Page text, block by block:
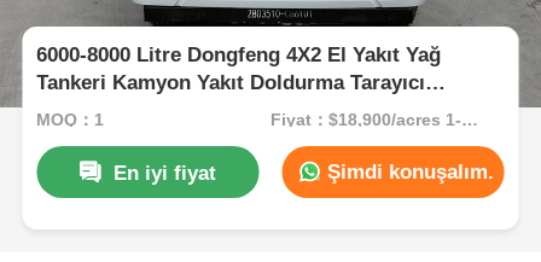
6000-8000 Litre Dongfeng 4X2 El Yakıt Yağ
Tankeri Kamyon Yakıt Doldurma Tarayıcı
Taşımacılık
MOQ：1 Fiyat：$18,900/acres 1-49 acres
En iyi fiyat Şimdi konuşalım.